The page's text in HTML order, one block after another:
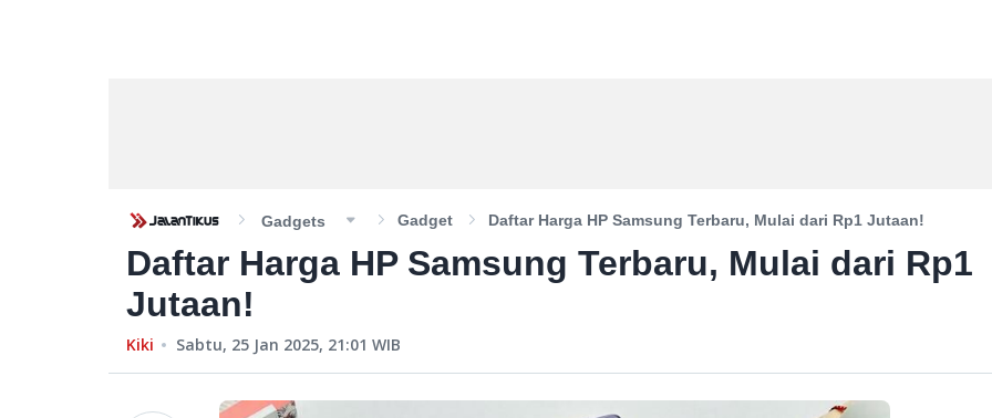
Gadgets Gadget Daftar Harga HP Samsung Terbaru, Mulai dari Rp1 Jutaan!
Daftar Harga HP Samsung Terbaru, Mulai dari Rp1
Jutaan!
Kiki Sabtu, 25 Jan 2025, 21:01 WIB